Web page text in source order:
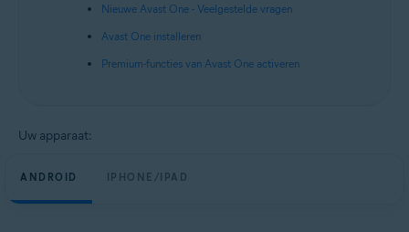
Nieuwe Avast One - Veelgestelde vragen
Avast One installeren
Premium-functies van Avast One activeren
Uw apparaat:
ANDROID IPHONE/IPAD